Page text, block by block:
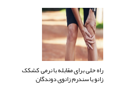
راه حلی برای مقابله با نرمی کشکک
زانو یا سندرم زانوی دوندگان